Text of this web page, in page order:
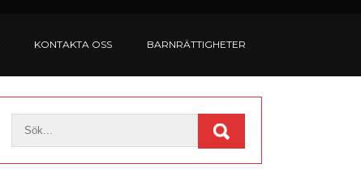
KONTAKTA OSS BARNRÄTTIGHETER